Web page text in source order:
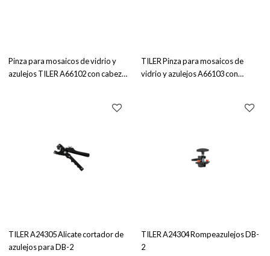
Pinza para mosaicos de vidrio y
azulejos TILER A66102 con cabeza
TILER Pinza para mosaicos de
vidrio y azulejos A66103 con
TILER A24305 Alicate cortador de
azulejos para DB-2
TILER A24304 Rompeazulejos DB-
2